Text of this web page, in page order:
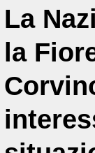
La
la